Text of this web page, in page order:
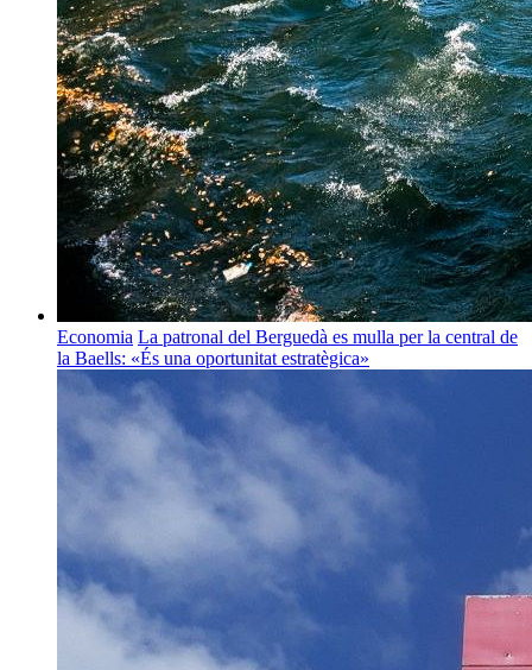
Economia La patronal del Berguedà es mulla per la central de
la Baells: «És una oportunitat estratègica»